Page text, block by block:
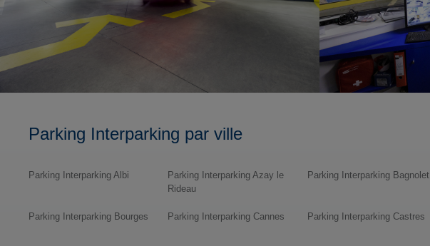
Parking Interparking par ville
Parking Interparking Albi
Parking Interparking Azay le
Rideau
Parking Interparking Bagnolet
Parking Interparking Bourges Parking Interparking Cannes Parking Interparking Castres